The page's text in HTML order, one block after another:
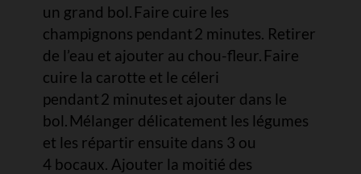
un grand bol. Faire cuire les
champignons pendant 2 minutes. Retirer
de l’eau et ajouter au chou-fleur. Faire
cuire la carotte et le céleri
pendant 2 minutes et ajouter dans le
bol. Mélanger délicatement les légumes
et les répartir ensuite dans 3 ou
4 bocaux. Ajouter la moitié des